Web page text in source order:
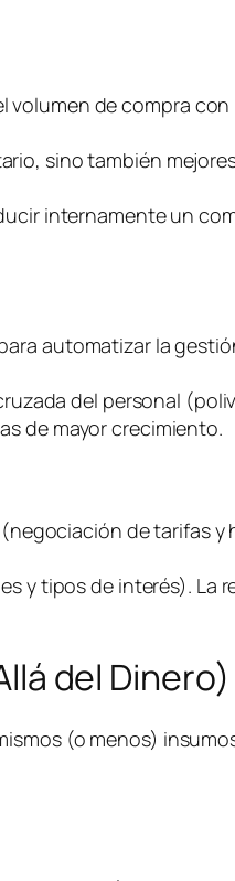
volumen de compra
sino también
internamente un
para automatizar la
del personal
de mayor crecimiento.
de tarifas
y tipos de interés). La
del Dinero)
(o menos)